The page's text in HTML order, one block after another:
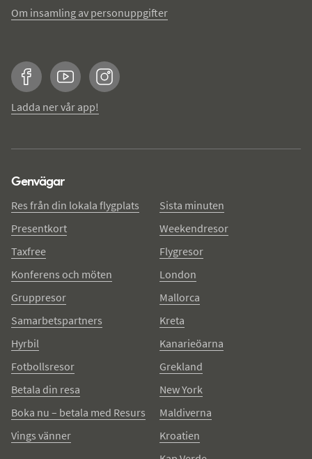
Om insamling av personuppgifter
FacebookYouTubeInstagram
Ladda ner vår app!
Genvägar
Res från din lokala flygplats
Presentkort
Taxfree
Konferens och möten
Gruppresor
Samarbetspartners
Hyrbil
Fotbollsresor
Betala din resa
Boka nu – betala med Resurs
Vings vänner
Sista minuten
Weekendresor
Flygresor
London
Mallorca
Kreta
Kanarieöarna
Grekland
New York
Maldiverna
Kroatien